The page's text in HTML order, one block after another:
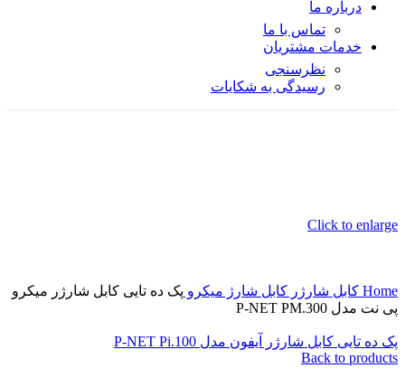
درباره ما
تماس با ما
خدمات مشتریان
نظرسنجی
رسیدگی به شکایات
Click to enlarge
Home کابل شارژر کابل شارژ میکرو پک ده تایی کابل شارژر میکرو
پی نت مدل P-NET PM.300
پک ده تایی کابل شارژر آیفون مدل P-NET Pi.100
Back to products